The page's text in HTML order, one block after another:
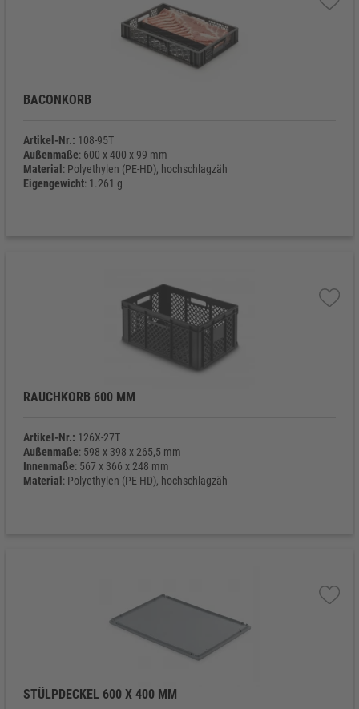
BACONKORB
Artikel-Nr.: 108-95T
Außenmaße: 600 x 400 x 99 mm
Material : Polyethylen (PE-HD), hochschlagzäh
Eigengewicht: 1.261 g
RAUCHKORB 600 MM
Artikel-Nr.: 126X-27T
Außenmaße: 598 x 398 x 265,5 mm
Innenmaße: 567 x 366 x 248 mm
Material : Polyethylen (PE-HD), hochschlagzäh
STÜLPDECKEL 600 X 400 MM